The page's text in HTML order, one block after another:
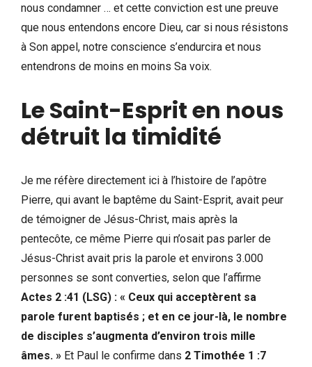
nous condamner … et cette conviction est une preuve
que nous entendons encore Dieu, car si nous résistons
à Son appel, notre conscience s’endurcira et nous
entendrons de moins en moins Sa voix.
Le Saint-Esprit en nous
détruit la timidité
Je me réfère directement ici à l’histoire de l’apôtre
Pierre, qui avant le baptême du Saint-Esprit, avait peur
de témoigner de Jésus-Christ, mais après la
pentecôte, ce même Pierre qui n’osait pas parler de
Jésus-Christ avait pris la parole et environs 3.000
personnes se sont converties, selon que l’affirme
Actes 2 :41 (LSG) : « Ceux qui acceptèrent sa
parole furent baptisés ; et en ce jour-là, le nombre
de disciples s’augmenta d’environ trois mille
âmes. » Et Paul le confirme dans 2 Timothée 1 :7